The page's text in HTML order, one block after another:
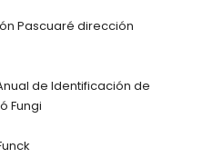
Pascuaré dirección
de Identificación de
Fungi